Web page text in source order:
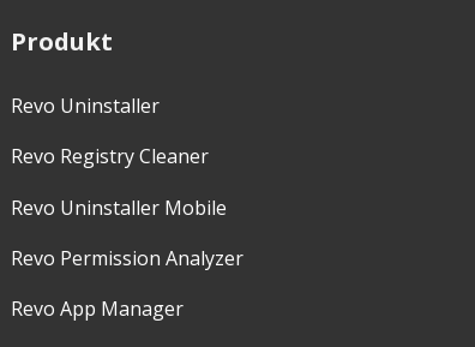
Produkt
Revo Uninstaller
Revo Registry Cleaner
Revo Uninstaller Mobile
Revo Permission Analyzer
Revo App Manager